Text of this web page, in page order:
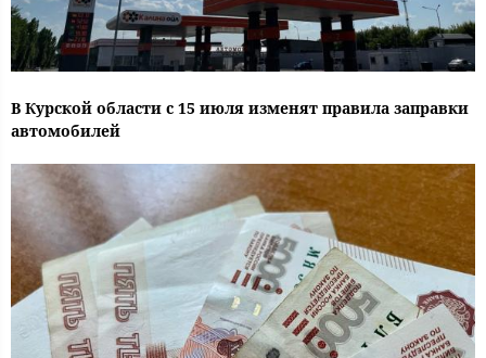
В Курской области с 15 июля изменят правила заправки
автомобилей